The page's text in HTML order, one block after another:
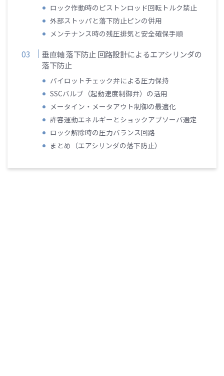
ロック作動時のピストンロッド回転トルク禁止
外部ストッパと落下防止ピンの併用
メンテナンス時の残圧排気と安全確保手順
垂直軸 落下防止 回路設計によるエアシリンダの
落下防止
パイロットチェック弁による圧力保持
SSCバルブ（起動速度制御弁）の活用
メータイン・メータアウト制御の最適化
許容運動エネルギーとショックアブソーバ選定
ロック解除時の圧力バランス回路
まとめ（エアシリンダの落下防止）